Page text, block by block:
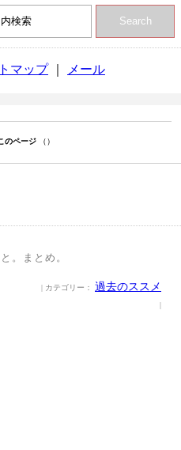
Search
マップ｜ メール
のページ （）
。まとめ。
| カテゴリー： 過去のススメ
|